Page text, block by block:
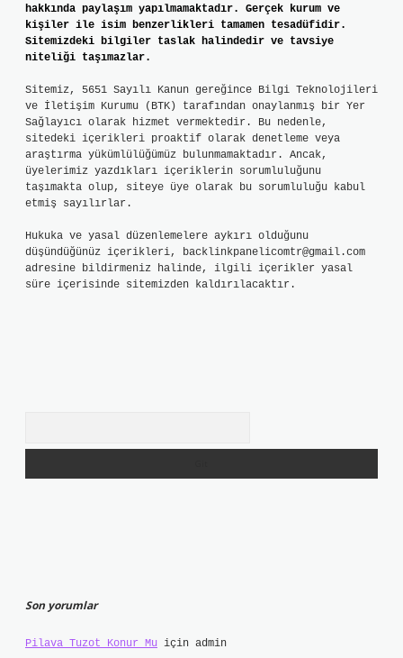
hakkında paylaşım yapılmamaktadır. Gerçek kurum ve
kişiler ile isim benzerlikleri tamamen tesadüfidir.
Sitemizdeki bilgiler taslak halindedir ve tavsiye
niteliği taşımazlar.
Sitemiz, 5651 Sayılı Kanun gereğince Bilgi Teknolojileri
ve İletişim Kurumu (BTK) tarafından onaylanmış bir Yer
Sağlayıcı olarak hizmet vermektedir. Bu nedenle,
sitedeki içerikleri proaktif olarak denetleme veya
araştırma yükümlülüğümüz bulunmamaktadır. Ancak,
üyelerimiz yazdıkları içeriklerin sorumluluğunu
taşımakta olup, siteye üye olarak bu sorumluluğu kabul
etmiş sayılırlar.
Hukuka ve yasal düzenlemelere aykırı olduğunu
düşündüğünüz içerikleri, backlinkpanelicomtr@gmail.com
adresine bildirmeniz halinde, ilgili içerikler yasal
süre içerisinde sitemizden kaldırılacaktır.
Son yorumlar
Pilava Tuzot Konur Mu için admin